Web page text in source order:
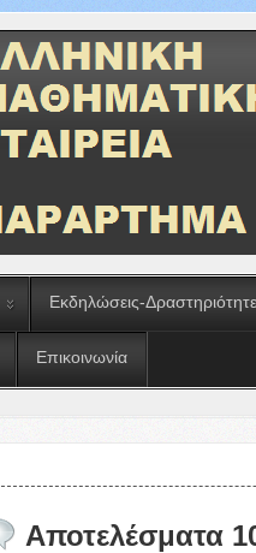
Εκδηλώσεις-
Επικοινωνία
Αποτελέσματα